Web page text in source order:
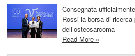
Consegnata
Rossi la borsa di ricerca
dell’osteosarcoma
Read More »